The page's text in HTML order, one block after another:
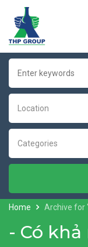
Location
Categories
Home Archive for
- Có